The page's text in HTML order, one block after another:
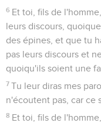
6 Et toi, fils de
leurs discours,
des épines, et que tu
pas leurs discours et
quoiqu'ils soient une
7 Tu leur diras mes
n'écoutent pas, car ce
8 Et toi, fils de